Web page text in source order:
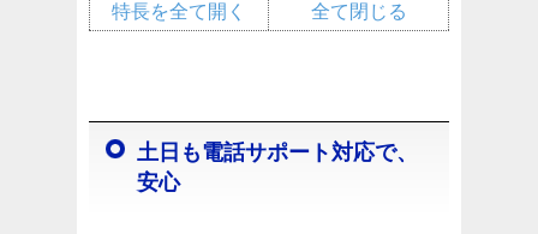
全て閉じる
特長を全て開く
土日も電話サポート対応で、
安心